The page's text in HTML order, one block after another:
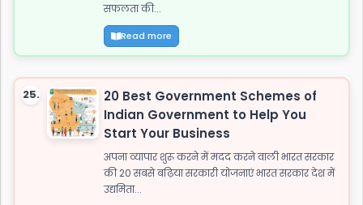
सफलता की...
Read more
25.
20 Best Government Schemes of
Indian Government to Help You
Start Your Business
अपना व्यापार शुरू करने में मदद करने वाली भारत सरकार
की 20 सबसे बढ़िया सरकारी योजनाएं भारत सरकार देश में
उद्यमिता...